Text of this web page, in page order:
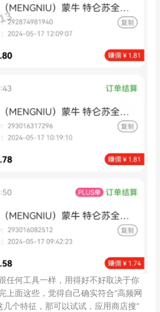
任何工具一样，用得好不好取决于你
上面这些，觉得自己确实符合”高频网
个特征，那可以试试，应用商店搜”